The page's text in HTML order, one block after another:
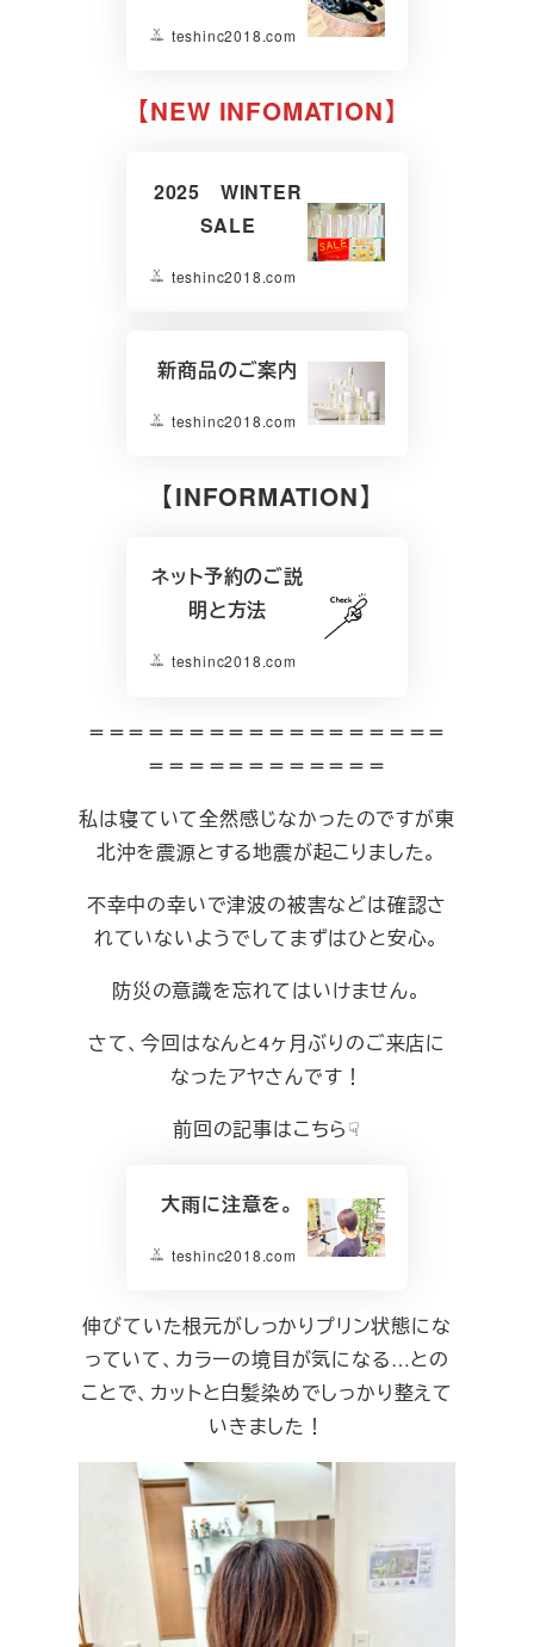
teshinc2018.com
【NEW INFOMATION】
2025 WINTER
SALE
teshinc2018.com
新商品のご案内
teshinc2018.com
【INFORMATION】
ネット予約のご説
明と方法
teshinc2018.com
＝＝＝＝＝＝＝＝＝＝＝＝＝＝＝＝＝＝
＝＝＝＝＝＝＝＝＝＝＝＝
私は寝ていて全然感じなかったのですが東
北沖を震源とする地震が起こりました。
不幸中の幸いで津波の被害などは確認さ
れていないようでしてまずはひと安心。
防災の意識を忘れてはいけません。
さて、今回はなんと4ヶ月ぶりのご来店に
なったアヤさんです！
前回の記事はこちら☟
大雨に注意を。
teshinc2018.com
伸びていた根元がしっかりプリン状態にな
っていて、カラーの境目が気になる…との
ことで、カットと白髪染めでしっかり整えて
いきました！